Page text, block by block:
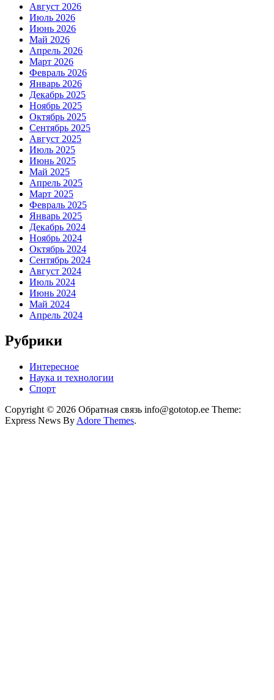
Август 2026
Июль 2026
Июнь 2026
Май 2026
Апрель 2026
Март 2026
Февраль 2026
Январь 2026
Декабрь 2025
Ноябрь 2025
Октябрь 2025
Сентябрь 2025
Август 2025
Июль 2025
Июнь 2025
Май 2025
Апрель 2025
Март 2025
Февраль 2025
Январь 2025
Декабрь 2024
Ноябрь 2024
Октябрь 2024
Сентябрь 2024
Август 2024
Июль 2024
Июнь 2024
Май 2024
Апрель 2024
Рубрики
Интересное
Наука и технологии
Спорт
Copyright © 2026 Обратная связь info@gototop.ee Theme:
Express News By Adore Themes.